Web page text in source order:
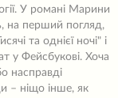
У романі Марини
на перший погляд,
та однієї ночі" і
у Фейсбукові. Хоча
насправді
– ніщо інше, як